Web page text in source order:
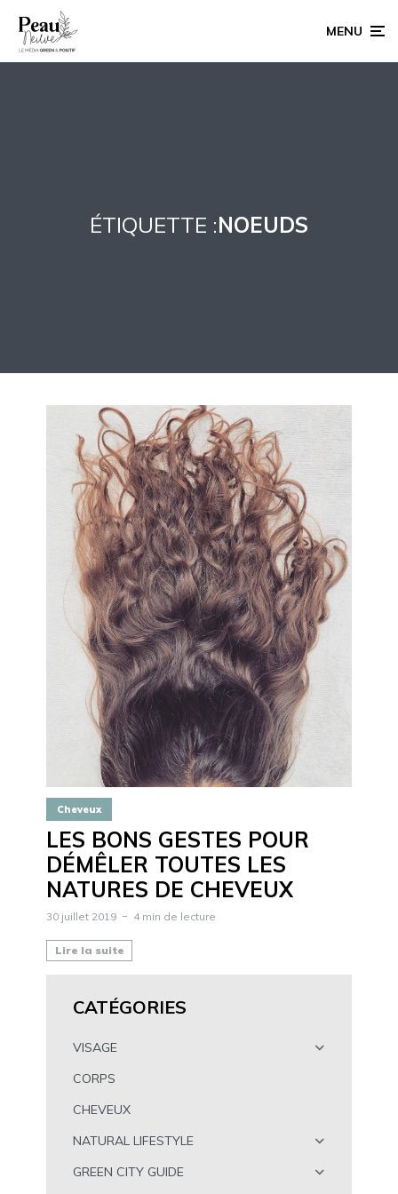
MENU
ÉTIQUETTE :NOEUDS
Cheveux
LES BONS GESTES POUR
DÉMÊLER TOUTES LES
NATURES DE CHEVEUX
30 juillet 2019 4 min de lecture
Lire la suite
CATÉGORIES
VISAGE
CORPS
CHEVEUX
NATURAL LIFESTYLE
GREEN CITY GUIDE